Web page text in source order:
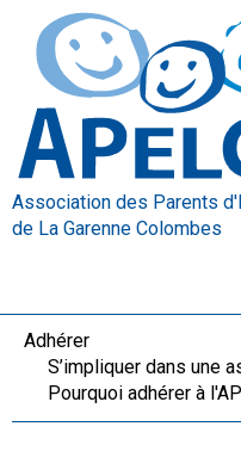
Association des Parents
de La Garenne Colombes
Adhérer
S’impliquer dans une
Pourquoi adhérer à